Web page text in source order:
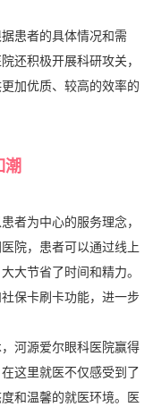
患者的具体情况和需
还积极开展科研攻关，
加优质、较高的效率的
潮
者为中心的服务理念，
院，患者可以通过线上
大节省了时间和精力。
保卡刷卡功能，进一步
河源爱尔眼科医院赢得
这里就医不仅感受到了
和温馨的就医环境。医